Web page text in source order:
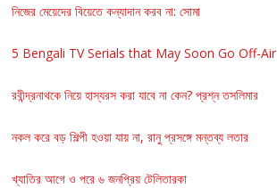
নিজের মেয়েদের বিয়েতে কন্যাদান করব না: সোমা
5 Bengali TV Serials that May Soon Go Off-Air
রবীন্দ্রনাথকে নিয়ে হাস্যরস করা যাবে না কেন? প্রশ্ন তসলিমার
নকল করে বড় শিল্পী হওয়া যায় না, রানু প্রসঙ্গে মন্তব্য লতার
খ্যাতির আগে ও পরে ৬ জনপ্রিয় টেলিতারকা